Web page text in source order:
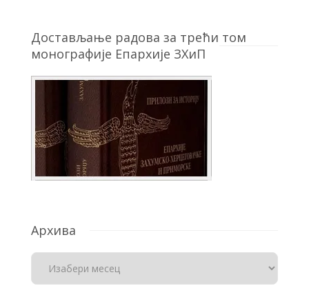
Достављање радова за трећи том
монографије Епархије ЗХиП
Архива